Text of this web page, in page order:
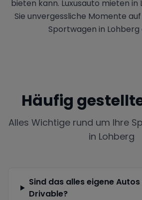
bieten kann. Luxusauto mieten
Sie unvergessliche Momente
Sportwagen in
Häufig
Alles Wichtige rund um Ihre
in Lohberg
Sind das alles eigene
Drivable?